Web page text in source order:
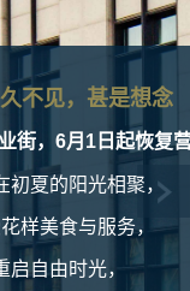
宽松的货币政策
业新篇章
存量商品房用作保障性
经营性房地产开发
度宽松的货币政策
不见，甚是想念
街，6月1日起恢复
初夏的阳光相聚，
样美食与服务，
启自由时光，